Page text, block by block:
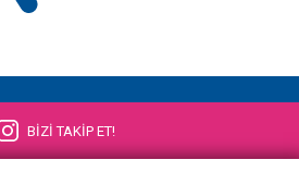
BİZİ TAKİP ET!